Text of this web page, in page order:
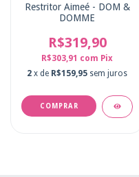
Restritor Aimeé - DOM &
DOMME
R$319,90
R$303,91 com Pix
2 x de R$159,95 sem juros